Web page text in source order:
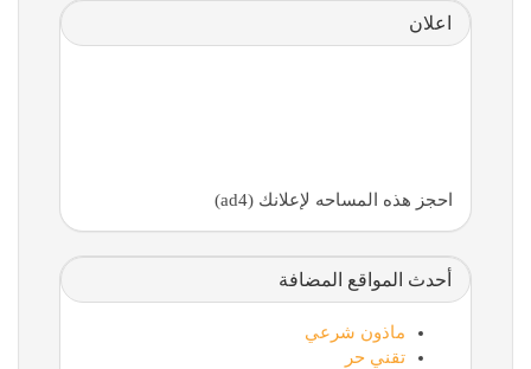
اعلان
احجز هذه المساحه لإعلانك (ad4)
أحدث المواقع المضافة
ماذون شرعي
تقني حر